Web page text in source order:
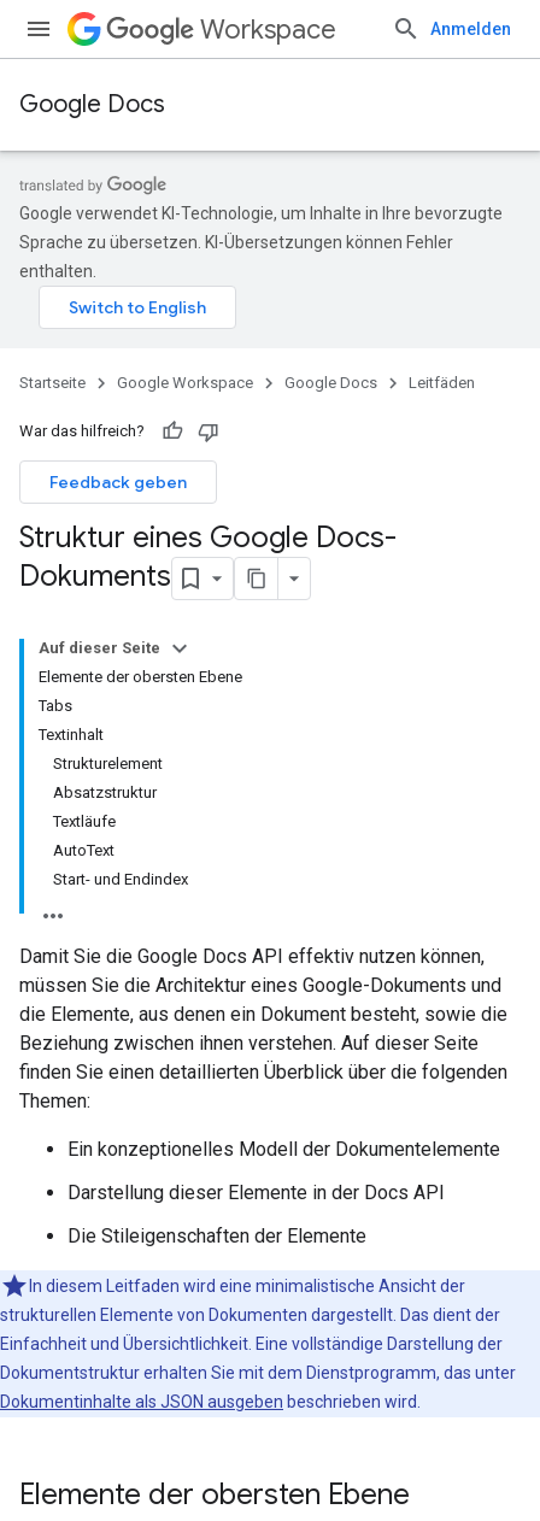
Workspace Anmelden
Google Docs
Google verwendet KI-Technologie, um Inhalte in Ihre bevorzugte
Sprache zu übersetzen. KI-Übersetzungen können Fehler
enthalten.
Startseite Google Workspace Google Docs Leitfäden
War das hilfreich?
Feedback geben
Struktur eines Google Docs-
Dokuments
Auf dieser Seite
Elemente der obersten Ebene
Tabs
Textinhalt
Strukturelement
Absatzstruktur
Textläufe
AutoText
Start- und Endindex
Damit Sie die Google Docs API effektiv nutzen können,
müssen Sie die Architektur eines Google-Dokuments und
die Elemente, aus denen ein Dokument besteht, sowie die
Beziehung zwischen ihnen verstehen. Auf dieser Seite
finden Sie einen detaillierten Überblick über die folgenden
Themen:
Ein konzeptionelles Modell der Dokumentelemente
Darstellung dieser Elemente in der Docs API
Die Stileigenschaften der Elemente
In diesem Leitfaden wird eine minimalistische Ansicht der
strukturellen Elemente von Dokumenten dargestellt. Das dient der
Einfachheit und Übersichtlichkeit. Eine vollständige Darstellung der
Dokumentstruktur erhalten Sie mit dem Dienstprogramm, das unter
Dokumentinhalte als JSON ausgeben beschrieben wird.
Elemente der obersten Ebene